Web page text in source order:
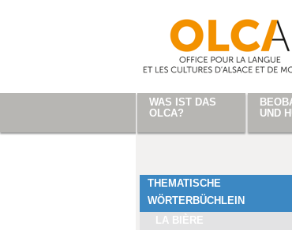
THEMATISCHE
WÖRTERBÜCHLEIN
LA BIÈRE
WAS IST DAS
OLCA?
UND